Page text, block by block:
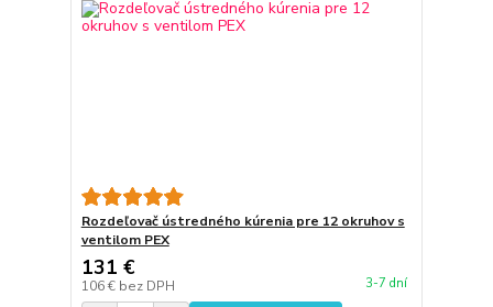
Rozdeľovač ústredného kúrenia pre 12 okruhov s
ventilom PEX
131 €
106 € bez DPH 3-7 dní